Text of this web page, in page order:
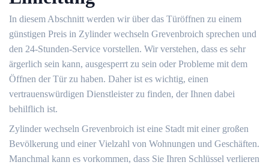
In diesem Abschnitt werden wir über das Türöffnen zu einem
günstigen Preis in Zylinder wechseln Grevenbroich sprechen und
den 24-Stunden-Service vorstellen. Wir verstehen, dass es sehr
ärgerlich sein kann, ausgesperrt zu sein oder Probleme mit dem
Öffnen der Tür zu haben.​ Daher ist es wichtig, einen
vertrauenswürdigen Dienstleister zu finden, der Ihnen dabei
behilflich ist.​
Zylinder wechseln Grevenbroich ist eine Stadt mit einer großen
Bevölkerung und einer Vielzahl von Wohnungen und Geschäften.​
Manchmal kann es vorkommen, dass Sie Ihren Schlüssel verlieren